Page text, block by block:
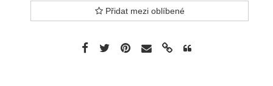
Přidat mezi oblíbené